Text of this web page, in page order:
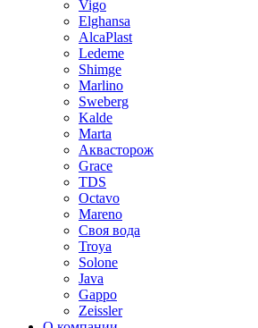
Vigo
Elghansa
AlcaPlast
Ledeme
Shimge
Marlino
Sweberg
Kalde
Marta
Аквасторож
Grace
TDS
Octavo
Mareno
Своя вода
Troya
Solone
Java
Gappo
Zeissler